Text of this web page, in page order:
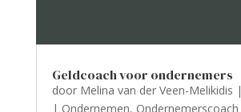
Geldcoach voor ondernemers
door Melina van der Veen-Melikidis |
| Ondernemen, Ondernemerscoach